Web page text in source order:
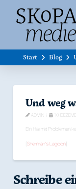
Start Blog
Und weg
ADMIN 10.
Ein Hai mit Problemen
Sherman’s Lagoon]
Schreibe